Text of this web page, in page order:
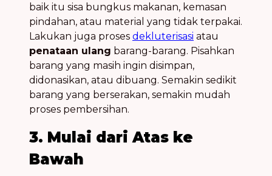
baik itu sisa bungkus makanan, kemasan
pindahan, atau material yang tidak terpakai.
Lakukan juga proses dekluterisasi atau
penataan ulang barang-barang. Pisahkan
barang yang masih ingin disimpan,
didonasikan, atau dibuang. Semakin sedikit
barang yang berserakan, semakin mudah
proses pembersihan.
3. Mulai dari Atas ke
Bawah